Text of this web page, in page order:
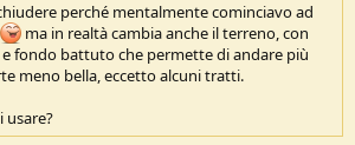
perché mentalmente cominciavo ad
ma in realtà cambia anche il terreno, con
fondo battuto che permette di andare più
meno bella, eccetto alcuni tratti.
usare?